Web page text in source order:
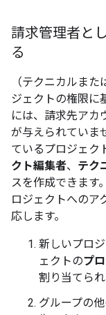
請求管理者と
る
（テクニカルま
ジェクトの権限に
には、請求先アカ
が与えられていま
ているプロジェク
クト編集者、 テク
スを作成できます
ロジェクトへのア
応します。
新しいプロ
ェクトのプ
割り当てられ
グループの